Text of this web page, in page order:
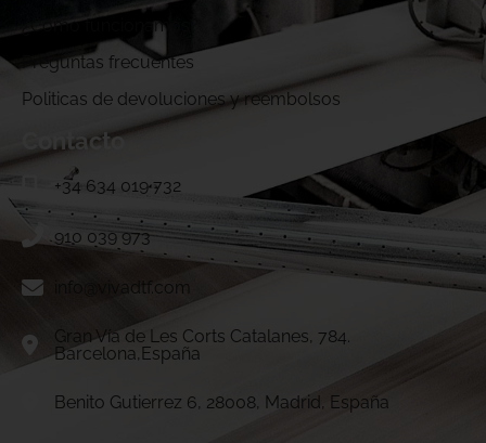
¿Cómo funcionamos?
Preguntas frecuentes
Politicas de devoluciones y reembolsos
Contacto
+34 634 019 732
910 039 973
info@vivadtf.com
Gran Vía de Les Corts Catalanes, 784.
Barcelona,España
Benito Gutierrez 6, 28008, Madrid, España